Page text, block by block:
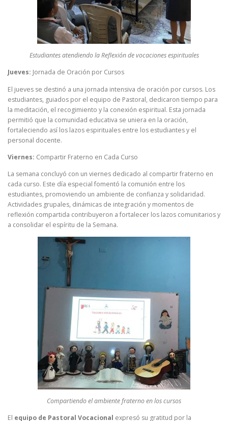
Estudiantes atendiendo la Reflexión de vocaciones espirituales
Jueves: Jornada de Oración por Cursos
El jueves se destinó a una jornada intensiva de oración por cursos. Los
estudiantes, guiados por el equipo de Pastoral, dedicaron tiempo para
la meditación, el recogimiento y la conexión espiritual. Esta jornada
permitió que la comunidad educativa se uniera en la oración,
fortaleciendo así los lazos espirituales entre los estudiantes y el
personal docente.
Viernes: Compartir Fraterno en Cada Curso
La semana concluyó con un viernes dedicado al compartir fraterno en
cada curso. Este día especial fomentó la comunión entre los
estudiantes, promoviendo un ambiente de confianza y solidaridad.
Actividades grupales, dinámicas de integración y momentos de
reflexión compartida contribuyeron a fortalecer los lazos comunitarios y
a consolidar el espíritu de la Semana.
Compartiendo el ambiente fraterno en los cursos
El equipo de Pastoral Vocacional expresó su gratitud por la